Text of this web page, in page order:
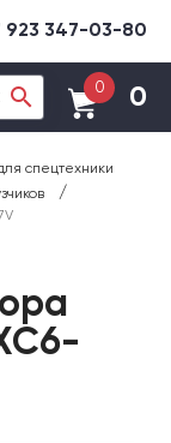
923 347-03-80
0 0
спецтехники
/